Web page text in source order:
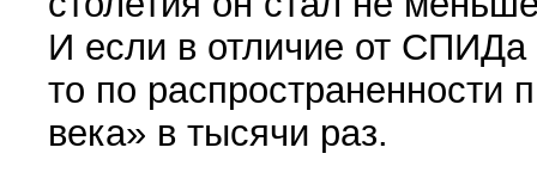
И если в отличие от
то по распространенности
века» в тысячи раз.